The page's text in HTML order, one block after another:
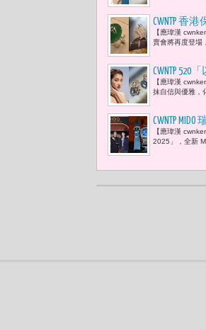
CWNTP 香
本身所蘊
【應瑋漢
賣會將再度登場
CWNTP
【應瑋漢
抹自信與優雅，
CWNTP
次亮相
【應瑋漢
2025」，全新